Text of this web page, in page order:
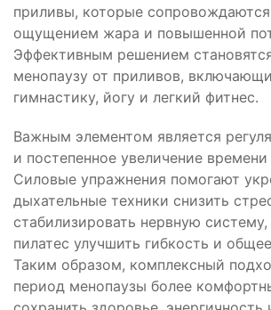
приливы, которые
ощущением жара и повышенной
Эффективным решением
менопаузу от приливов,
гимнастику, йогу и легкий фитнес.
Важным элементом является
и постепенное увеличение
Силовые упражнения помогают
дыхательные техники снизить
стабилизировать нервную систему,
пилатес улучшить гибкость и
Таким образом, комплексный
период менопаузы более